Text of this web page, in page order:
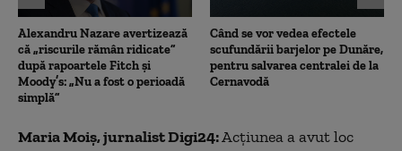
Alexandru Nazare avertizează
că „riscurile rămân ridicate”
după rapoartele Fitch și
Moody’s: „Nu a fost o perioadă
simplă”
Când se vor vedea efectele
scufundării barjelor pe Dunăre,
pentru salvarea centralei de la
Cernavodă
Maria Moiş, jurnalist Digi24:Acțiunea a avut loc